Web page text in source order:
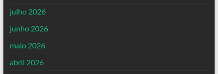
julho 2026
junho 2026
maio 2026
abril 2026